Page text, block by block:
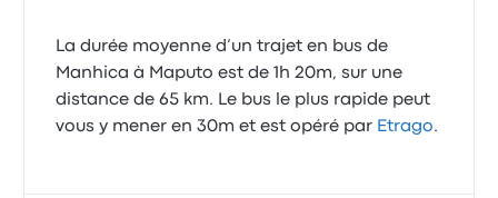
La durée moyenne d’un trajet en bus de
Manhica à Maputo est de 1h 20m, sur une
distance de 65 km. Le bus le plus rapide peut
vous y mener en 30m et est opéré par Etrago.